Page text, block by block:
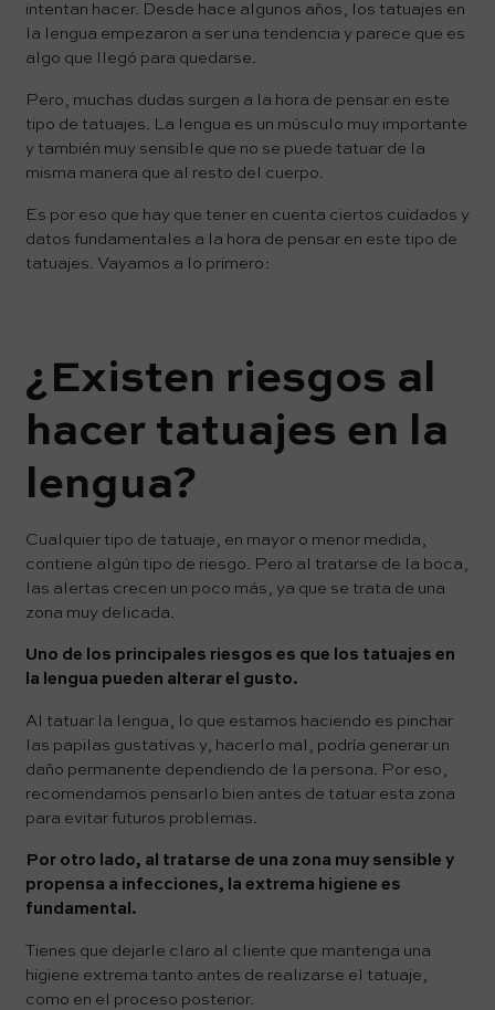
intentan hacer. Desde hace algunos años, los tatuajes en
la lengua empezaron a ser una tendencia y parece que es
algo que llegó para quedarse.
Pero, muchas dudas surgen a la hora de pensar en este
tipo de tatuajes. La lengua es un músculo muy importante
y también muy sensible que no se puede tatuar de la
misma manera que al resto del cuerpo.
Es por eso que hay que tener en cuenta ciertos cuidados y
datos fundamentales a la hora de pensar en este tipo de
tatuajes. Vayamos a lo primero:
¿Existen riesgos al
hacer tatuajes en la
lengua?
Cualquier tipo de tatuaje, en mayor o menor medida,
contiene algún tipo de riesgo. Pero al tratarse de la boca,
las alertas crecen un poco más, ya que se trata de una
zona muy delicada.
Uno de los principales riesgos es que los tatuajes en
la lengua pueden alterar el gusto.
Al tatuar la lengua, lo que estamos haciendo es pinchar
las papilas gustativas y, hacerlo mal, podría generar un
daño permanente dependiendo de la persona. Por eso,
recomendamos pensarlo bien antes de tatuar esta zona
para evitar futuros problemas.
Por otro lado, al tratarse de una zona muy sensible y
propensa a infecciones, la extrema higiene es
fundamental.
Tienes que dejarle claro al cliente que mantenga una
higiene extrema tanto antes de realizarse el tatuaje,
como en el proceso posterior.